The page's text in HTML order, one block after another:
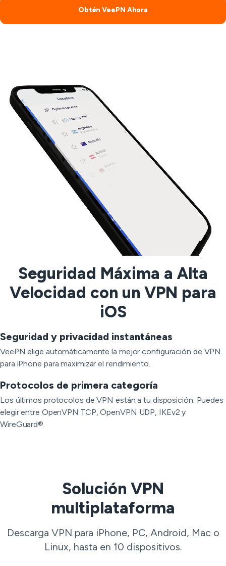
Obtén VeePN Ahora
Seguridad Máxima a Alta
Velocidad con un VPN para
iOS
Seguridad y privacidad instantáneas
VeePN elige automáticamente la mejor configuración de VPN
para iPhone para maximizar el rendimiento.
Protocolos de primera categoría
Los últimos protocolos de VPN están a tu disposición. Puedes
elegir entre OpenVPN TCP, OpenVPN UDP, IKEv2 y
WireGuard®.
Solución VPN
multiplataforma
Descarga VPN para iPhone, PC, Android, Mac o
Linux, hasta en 10 dispositivos.